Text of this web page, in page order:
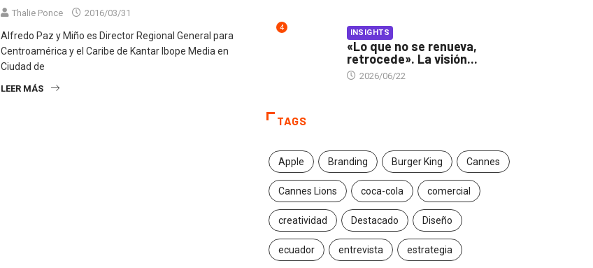
Thalie Ponce 2016/03/31
Alfredo Paz y Miño es Director Regional General para
Centroamérica y el Caribe de Kantar Ibope Media en
Ciudad de
LEER MÁS
4 INSIGHTS
«Lo que no se renueva,
retrocede». La visión...
2026/06/22
TAGS
Apple Branding Burger King Cannes
Cannes Lions coca-cola comercial
creatividad Destacado Diseño
ecuador entrevista estrategia